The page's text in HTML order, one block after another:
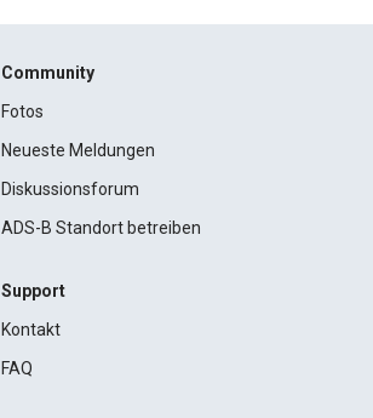
Community
Fotos
Neueste Meldungen
Diskussionsforum
ADS-B Standort betreiben
Support
Kontakt
FAQ